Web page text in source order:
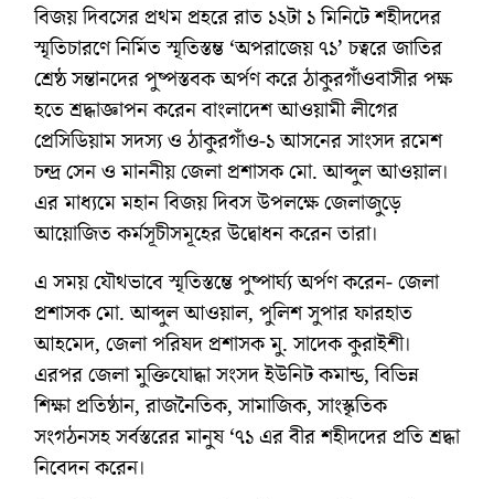
বিজয় দিবসের প্রথম প্রহরে রাত ১২টা ১ মিনিটে শহীদদের
স্মৃতিচারণে নির্মিত স্মৃতিস্তম্ভ ‘অপরাজেয় ৭১’ চত্বরে জাতির
শ্রেষ্ঠ সন্তানদের পুষ্পস্তবক অর্পণ করে ঠাকুরগাঁওবাসীর পক্ষ
হতে শ্রদ্ধাজ্ঞাপন করেন বাংলাদেশ আওয়ামী লীগের
প্রেসিডিয়াম সদস্য ও ঠাকুরগাঁও-১ আসনের সাংসদ রমেশ
চন্দ্র সেন ও মাননীয় জেলা প্রশাসক মো. আব্দুল আওয়াল।
এর মাধ্যমে মহান বিজয় দিবস উপলক্ষে জেলাজুড়ে
আয়োজিত কর্মসূচীসমূহের উদ্বোধন করেন তারা।
এ সময় যৌথভাবে স্মৃতিস্তম্ভে পুষ্পার্ঘ্য অর্পণ করেন- জেলা
প্রশাসক মো. আব্দুল আওয়াল, পুলিশ সুপার ফারহাত
আহমেদ, জেলা পরিষদ প্রশাসক মু. সাদেক কুরাইশী।
এরপর জেলা মুক্তিযোদ্ধা সংসদ ইউনিট কমান্ড, বিভিন্ন
শিক্ষা প্রতিষ্ঠান, রাজনৈতিক, সামাজিক, সাংস্কৃতিক
সংগঠনসহ সর্বস্তরের মানুষ ‘৭১ এর বীর শহীদদের প্রতি শ্রদ্ধা
নিবেদন করেন।